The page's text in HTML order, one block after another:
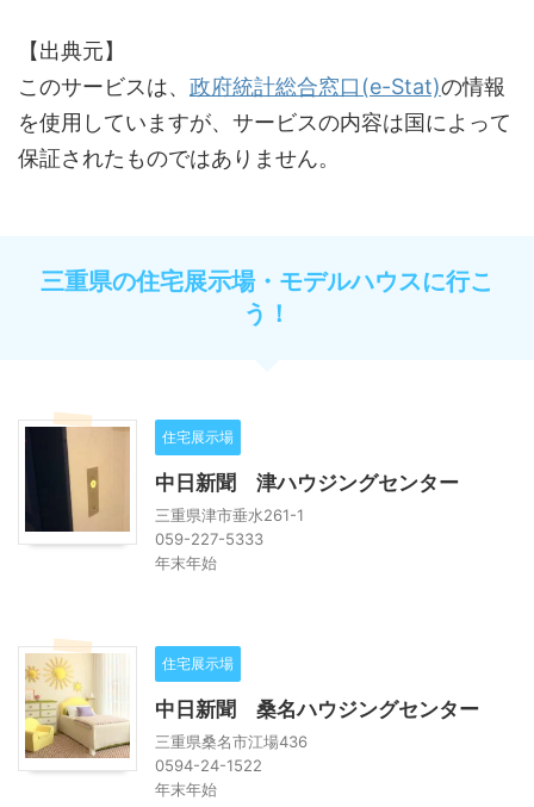
【出典元】
このサービスは、 政府統計総合窓口(e-Stat)の情報
を使用していますが、サービスの内容は国によって
保証されたものではありません。
三重県の住宅展示場・モデルハウスに行こ
う！
住宅展示場
中日新聞 津ハウジングセンター
三重県津市垂水261-1
059-227-5333
年末年始
住宅展示場
中日新聞 桑名ハウジングセンター
三重県桑名市江場436
0594-24-1522
年末年始